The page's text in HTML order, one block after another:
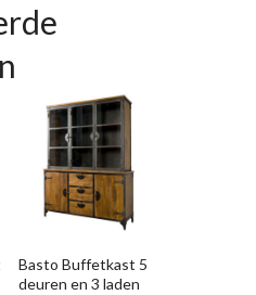
Basto Buffetkast 5
deuren en 3 laden